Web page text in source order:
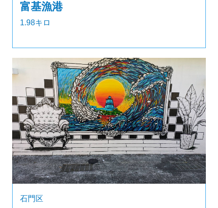
富基漁港
1.98キロ
石門区